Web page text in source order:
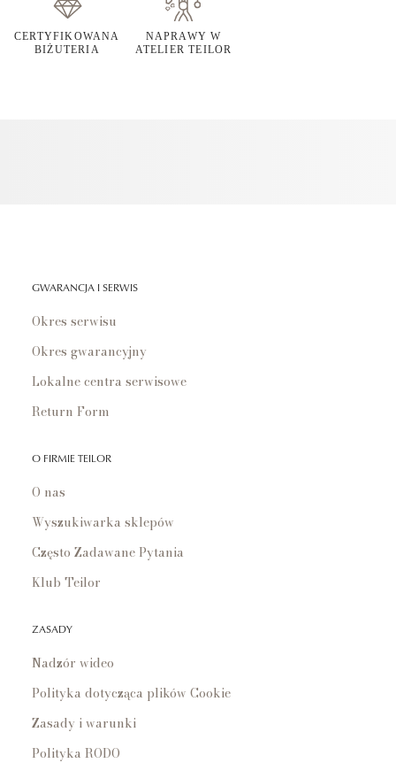
CERTYFIKOWANA
BIŻUTERIA
NAPRAWY W
ATELIER TEILOR
GWARANCJA I SERWIS
Okres serwisu
Okres gwarancyjny
Lokalne centra serwisowe
Return Form
O FIRMIE TEILOR
O nas
Wyszukiwarka sklepów
Często Zadawane Pytania
Klub Teilor
ZASADY
Nadzór wideo
Polityka dotycząca plików Cookie
Zasady i warunki
Polityka RODO